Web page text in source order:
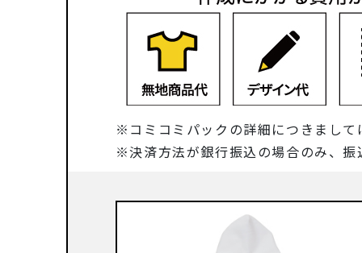
コミコミパックの詳細につきまして
決済方法が銀行振込の場合のみ、